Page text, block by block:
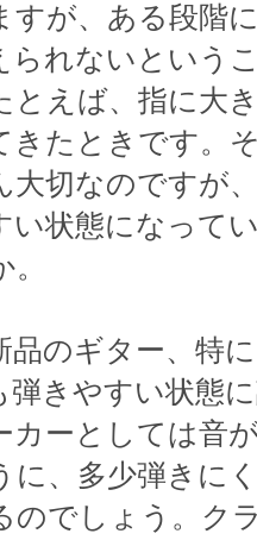
すが、ある段階
られないという
とえば、指に大
きたときです。
大切なのですが
い状態になって
品のギター、特
弾きやすい状態
カーとしては音
に、多少弾きに
のでしょう。ク